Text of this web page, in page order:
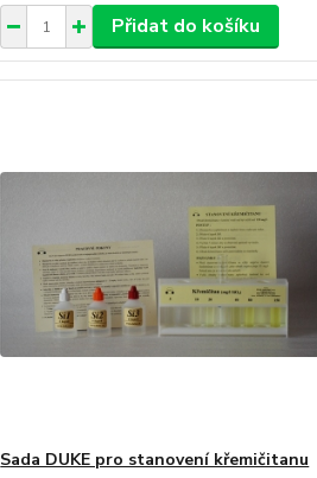
Přidat do košíku
Sada DUKE pro stanovení křemičitanu